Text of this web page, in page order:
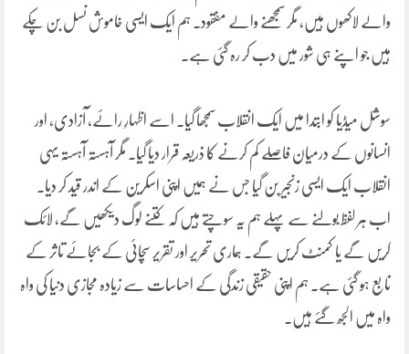
والے لاکھوں ہیں، مگر سمجھنے والے مفقود۔ ہم ایک ایسی خاموش نسل بن چکے
ہیں جو اپنے ہی شور میں دب کر رہ گئی ہے۔
سوشل میڈیا کو ابتدا میں ایک انقلاب سمجھا گیا۔ اسے اظہارِ رائے، آزادی، اور
انسانوں کے درمیان فاصلے کم کرنے کا ذریعہ قرار دیا گیا۔ مگر آہستہ آہستہ یہی
انقلاب ایک ایسی زنجیر بن گیا جس نے ہمیں اپنی اسکرین کے اندر قید کر دیا۔
اب ہر لفظ بولنے سے پہلے ہم یہ سوچتے ہیں کہ کتنے لوگ دیکھیں گے، لائک
کریں گے یا کمنٹ کریں گے۔ ہماری تحریر اور تقریر سچائی کے بجائے تاثر کے
تابع ہو گئی ہے۔ ہم اپنی حقیقی زندگی کے احساسات سے زیادہ مجازی دنیا کی واہ
واہ میں الجھ گئے ہیں۔